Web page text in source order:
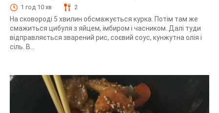
1 год 10 хв 2
На сковороді 5 хвилин обсмажується курка. Потім там же
смажиться цибуля з яйцем, імбиром і часником. Далі туди
відправляється зварений рис, соєвий соус, кунжутна олія і
сіль. В...